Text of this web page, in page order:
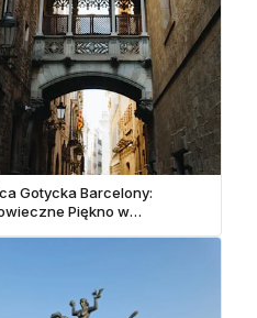
Gotycka Barcelony:
Piękno w